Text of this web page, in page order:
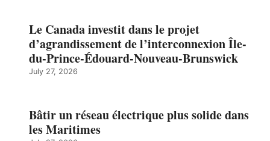
Le Canada investit dans le projet
d’agrandissement de l’interconnexion Île-
du-Prince-Édouard-Nouveau-Brunswick
July 27, 2026
Bâtir un réseau électrique plus solide dans
les Maritimes